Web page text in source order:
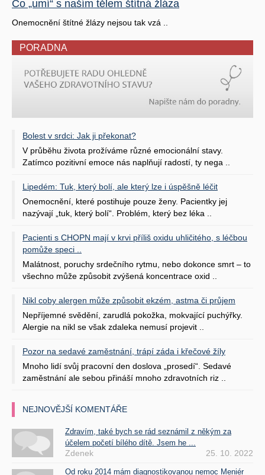
Co „umí“ s naším tělem štítná žláza
Onemocnění štítné žlázy nejsou tak vzá ..
PORADNA
Bolest v srdci: Jak ji překonat?
V průběhu života prožíváme různé emocionální stavy.
Zatímco pozitivní emoce nás naplňují radostí, ty nega ..
Lipedém: Tuk, který bolí, ale který lze i úspěšně léčit
Onemocnění, které postihuje pouze ženy. Pacientky jej
nazývají „tuk, který bolí“. Problém, který bez léka ..
Pacienti s CHOPN mají v krvi příliš oxidu uhličitého, s léčbou
pomůže speci ..
Malátnost, poruchy srdečního rytmu, nebo dokonce smrt – to
všechno může způsobit zvýšená koncentrace oxid ..
Nikl coby alergen může způsobit ekzém, astma či průjem
Nepříjemné svědění, zarudlá pokožka, mokvající puchýřky.
Alergie na nikl se však zdaleka nemusí projevit ..
Pozor na sedavé zaměstnání, trápí záda i křečové žíly
Mnoho lidí svůj pracovní den doslova „prosedí“. Sedavé
zaměstnání ale sebou přináší mnoho zdravotních riz ..
NEJNOVĚJŠÍ KOMENTÁŘE
Zdravím, také bych se rád seznámil z někým za
účelem početí bílého dítě. Jsem he ...
Zdenek 25. 10. 2022
Od roku 2014 mám diagnostikovanou nemoc Meniér